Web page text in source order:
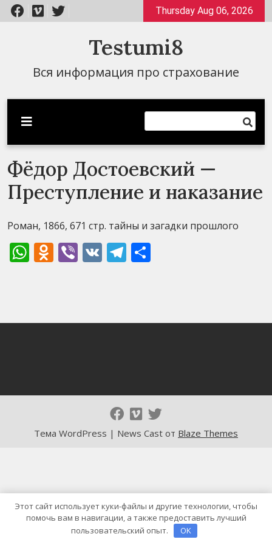
Перейти
к
Thursday Aug 06, 2026
Testumi8
Вся информация про страхование
Фёдор Достоевский —
Преступление и наказание
Роман, 1866, 671 стр. тайны и загадки прошлого
WhatsApp
Odnoklassniki
Viber
VK Telegram
Тема WordPress | News Cast от Blaze Themes
Этот сайт использует куки-файлы и другие технологии, чтобы
помочь вам в навигации, а также предоставить лучший
пользовательский опыт.
OK